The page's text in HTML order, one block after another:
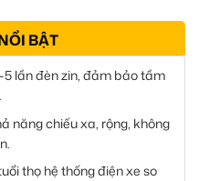
BẬT
lần đèn zin, đảm bảo tầm
năng chiếu xa, rộng, không
thọ hệ thống điện xe so